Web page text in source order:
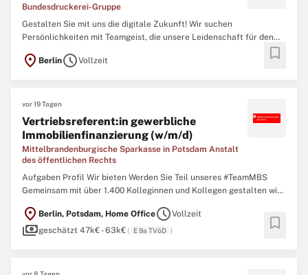
Bundesdruckerei-Gruppe
Gestalten Sie mit uns die digitale Zukunft! Wir suchen
Persönlichkeiten mit Teamgeist, die unsere Leidenschaft für den
Schutz von Identitäten und Daten teilen, vorausschauend denken
und gemeinsam mit uns an sicheren Digitalisierungslösungen
location_on BerlinscheduleVollzeit bookmark
vor 19 Tagen
Vertriebsreferent:in gewerbliche
Immobilienfinanzierung (w/m/d)
Mittelbrandenburgische Sparkasse in Potsdam Anstalt
des öffentlichen Rechts
Aufgaben Profil Wir bieten Werden Sie Teil unseres #TeamMBS
Gemeinsam mit über 1.400 Kolleginnen und Kollegen gestalten wir
Flächensparkasse Deutschlands und Hausbank Nr. 1 begleiten wir
über 750.000 Kundinnen und Kunden in allen Lebensphasen ...
location_on Berlin, Potsdam, Home OfficescheduleVollzeit
paymentsgeschätzt 47k€ - 63k€( E 9a TVöD ) bookmark